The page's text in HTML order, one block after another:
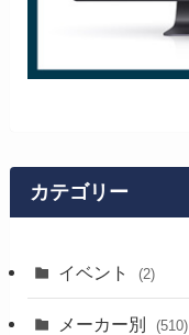
カテゴリー
イベント (2)
メーカー別 (510)